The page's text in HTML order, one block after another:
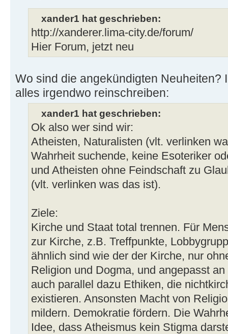
xander1 hat geschrieben:
http://xanderer.lima-city.de/forum/
Hier Forum, jetzt neu
Wo sind die angekündigten Neuheiten?
alles irgendwo reinschreiben:
xander1 hat geschrieben:
Ok also wer sind wir:
Atheisten, Naturalisten (vlt. verlinken
Wahrheit suchende, keine Esoteriker
und Atheisten ohne Feindschaft zu
(vlt. verlinken was das ist).
Ziele:
Kirche und Staat total trennen. Für
zur Kirche, z.B. Treffpunkte,
ähnlich sind wie der der Kirche, nur
Religion und Dogma, und angepasst
auch parallel dazu Ethiken, die
existieren. Ansonsten Macht von
mildern. Demokratie fördern. Die
Idee, dass Atheismus kein Stigma